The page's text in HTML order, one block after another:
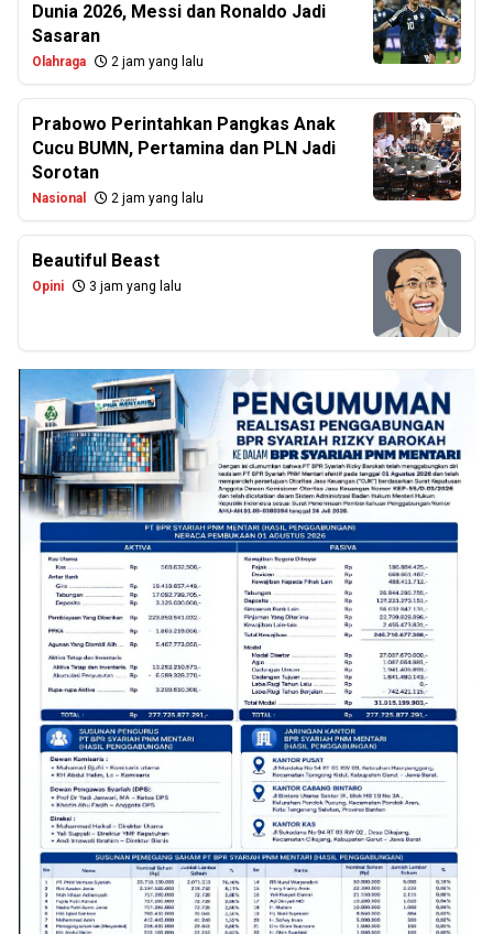
Dunia 2026, Messi dan Ronaldo Jadi
Sasaran
Olahraga 2 jam yang lalu
Prabowo Perintahkan Pangkas Anak
Cucu BUMN, Pertamina dan PLN Jadi
Sorotan
Nasional 2 jam yang lalu
Beautiful Beast
Opini 3 jam yang lalu